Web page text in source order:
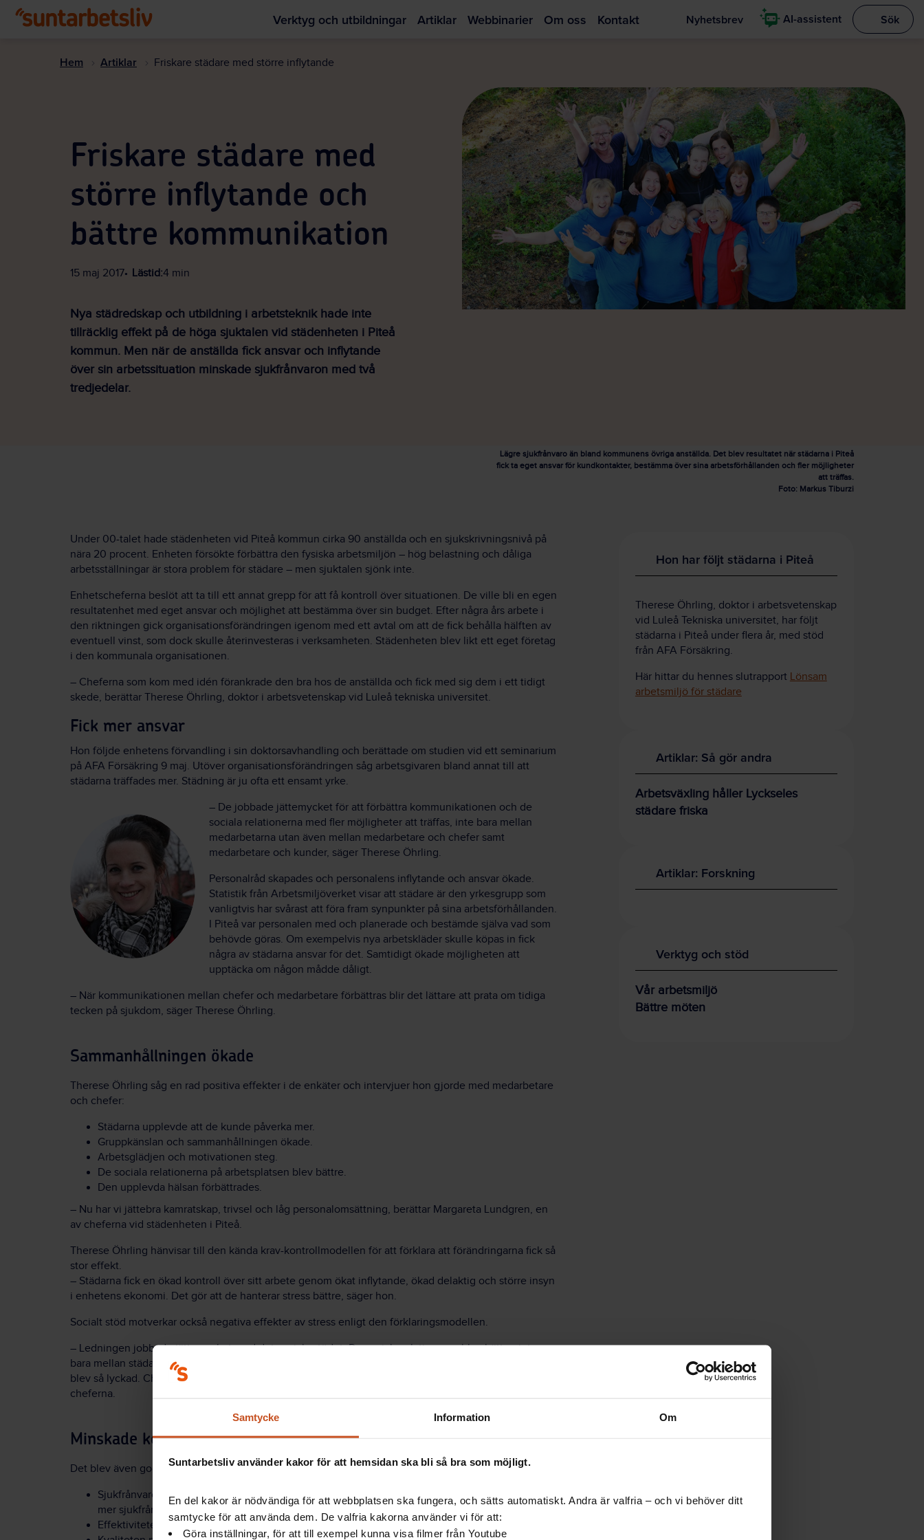
Samtycke Information Om
Suntarbetsliv använder kakor för att hemsidan ska bli så bra som möjligt.
En del kakor är nödvändiga för att webbplatsen ska fungera, och sätts automatiskt. Andra är valfria – och vi behöver ditt
samtycke för att använda dem. De valfria kakorna använder vi för att:
Göra inställningar, för att till exempel kunna visa filmer från Youtube
Verktyg och utbildningar Artiklar Webbinarier Om oss Kontakt Nyhetsbrev AI-assistent Visa
Sök
Hem Artiklar Friskare städare med större inflytande
Friskare städare med
större inflytande och
bättre kommunikation
15 maj 2017 Lästid:4 min
Nya städredskap och utbildning i arbetsteknik hade inte
tillräcklig effekt på de höga sjuktalen vid städenheten i Piteå
kommun. Men när de anställda fick ansvar och inflytande
över sin arbetssituation minskade sjukfrånvaron med två
tredjedelar.
Lägre sjukfrånvaro än bland kommunens övriga anställda. Det blev resultatet när städarna i Piteå
fick ta eget ansvar för kundkontakter, bestämma över sina arbetsförhållanden och fler möjligheter
att träffas.
Foto: Markus Tiburzi
Under 00-talet hade städenheten vid Piteå kommun cirka 90 anställda och en sjukskrivningsnivå på
nära 20 procent. Enheten försökte förbättra den fysiska arbetsmiljön – hög belastning och dåliga
arbetsställningar är stora problem för städare – men sjuktalen sjönk inte.
Enhetscheferna beslöt att ta till ett annat grepp för att få kontroll över situationen. De ville bli en egen
resultatenhet med eget ansvar och möjlighet att bestämma över sin budget. Efter några års arbete i
den riktningen gick organisationsförändringen igenom med ett avtal om att de fick behålla hälften av
eventuell vinst, som dock skulle återinvesteras i verksamheten. Städenheten blev likt ett eget företag
i den kommunala organisationen.
– Cheferna som kom med idén förankrade den bra hos de anställda och fick med sig dem i ett tidigt
skede, berättar Therese Öhrling, doktor i arbetsvetenskap vid Luleå tekniska universitet.
Fick mer ansvar
Hon följde enhetens förvandling i sin doktorsavhandling och berättade om studien vid ett seminarium
på AFA Försäkring 9 maj. Utöver organisationsförändringen såg arbetsgivaren bland annat till att
städarna träffades mer. Städning är ju ofta ett ensamt yrke.
– De jobbade jättemycket för att förbättra kommunikationen och de
sociala relationerna med fler möjligheter att träffas, inte bara mellan
medarbetarna utan även mellan medarbetare och chefer samt
medarbetare och kunder, säger Therese Öhrling.
Personalråd skapades och personalens inflytande och ansvar ökade.
Statistik från Arbetsmiljöverket visar att städare är den yrkesgrupp som
vanligtvis har svårast att föra fram synpunkter på sina arbetsförhållanden.
I Piteå var personalen med och planerade och bestämde själva vad som
behövde göras. Om exempelvis nya arbetskläder skulle köpas in fick
några av städarna ansvar för det. Samtidigt ökade möjligheten att
upptäcka om någon mådde dåligt.
– När kommunikationen mellan chefer och medarbetare förbättras blir det lättare att prata om tidiga
tecken på sjukdom, säger Therese Öhrling.
Sammanhållningen ökade
Therese Öhrling såg en rad positiva effekter i de enkäter och intervjuer hon gjorde med medarbetare
och chefer:
Städarna upplevde att de kunde påverka mer.
Gruppkänslan och sammanhållningen ökade.
Arbetsglädjen och motivationen steg.
De sociala relationerna på arbetsplatsen blev bättre.
Den upplevda hälsan förbättrades.
– Nu har vi jättebra kamratskap, trivsel och låg personalomsättning, berättar Margareta Lundgren, en
av cheferna vid städenheten i Piteå.
Therese Öhrling hänvisar till den kända krav-kontrollmodellen för att förklara att förändringarna fick så
stor effekt.
– Städarna fick en ökad kontroll över sitt arbete genom ökat inflytande, ökad delaktig och större insyn
i enhetens ekonomi. Det gör att de hanterar stress bättre, säger hon.
Socialt stöd motverkar också negativa effekter av stress enligt den förklaringsmodellen.
– Ledningen jobbade jättemycket med det sociala stödet. De sociala relationerna blev bättre, inte
bara mellan städarna utan även mellan städare och chefer. Det är en nyckelfaktor till att förändringen
blev så lyckad. Cheferna har förtroende och tillit till medarbetarna, vilket medarbetarna också har till
cheferna.
Minskade kostnader och högre kvalitet
Det blev även goda effekter för själva organisationen:
Sjukfrånvaron minskade till en nivå under snittet i kommunen, trots att städare i allmänhet har
mer sjukfrånvaro än andra yrkesgrupper (se statistik nedan).
Effektiviteten ökade och beslutsvägarna blev kortare.
Hon har följt städarna i Piteå
Therese Öhrling, doktor i arbetsvetenskap
vid Luleå Tekniska universitet, har följt
städarna i Piteå under flera år, med stöd
från AFA Försäkring.
Här hittar du hennes slutrapport Lönsam
arbetsmiljö för städare
Artiklar: Så gör andra
Arbetsväxling håller Lyckseles
städare friska
Artiklar: Forskning
Verktyg och stöd
Vår arbetsmiljö
Bättre möten